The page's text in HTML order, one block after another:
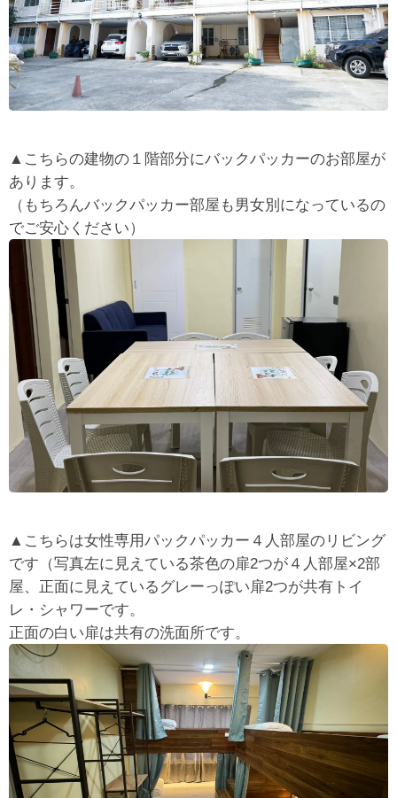
▲こちらの建物の１階部分にバックパッカーのお部屋が
あります。
（もちろんバックパッカー部屋も男女別になっているの
でご安心ください）
▲こちらは女性専用パックパッカー４人部屋のリビング
です（写真左に見えている茶色の扉2つが４人部屋×2部
屋、正面に見えているグレーっぽい扉2つが共有トイ
レ・シャワーです。
正面の白い扉は共有の洗面所です。